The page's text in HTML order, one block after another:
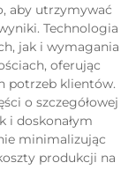
aby utrzymywać
Technologia
jak i wymagania
oferując
potrzeb klientów.
o szczegółowej
i doskonałym
minimalizując
produkcji na